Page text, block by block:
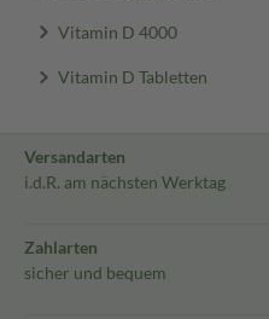
Vitamin D 4000
Vitamin D Tabletten
Versandarten
i.d.R. am nächsten Werktag
Zahlarten
sicher und bequem